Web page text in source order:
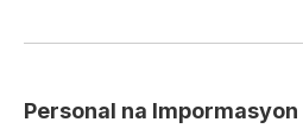
Personal na